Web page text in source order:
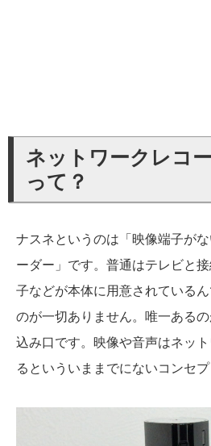
ネットワークレコ
って？
ナスネというのは「映像端子が
ーダー」です。普通はテレビと
子などが本体に用意されている
のが一切ありません。唯一ある
込み口です。映像や音声はネッ
るといういままでにないコンセプ